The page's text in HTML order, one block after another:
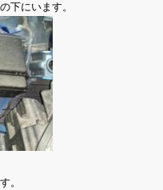
下にいます。
。